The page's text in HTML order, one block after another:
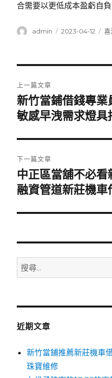
合需要以更低成本盈虧自負
作
admin
發
2023-04-12
分
喜
章
導
覽
上一篇文章
上
一
文
章:
新竹當鋪借錢專
敏感早洩需求燈具
下一篇文章
下
一
文
中正區當舖不必
融資管道新莊機車
搜
尋
鍵
近期文章
新竹當鋪推薦新莊機車
珠寶維修